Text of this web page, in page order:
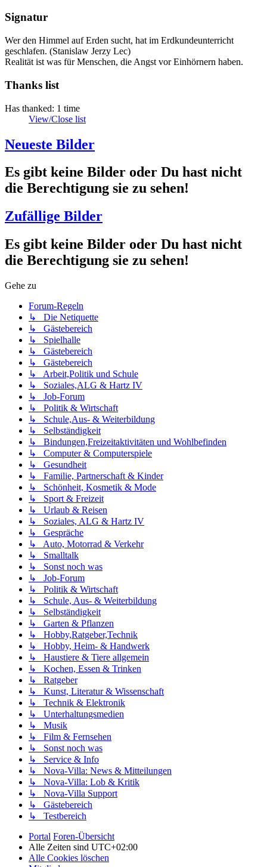
Signatur
Wer den Himmel auf Erden sucht, hat im Erdkundeunterricht
geschlafen. (Stanislaw Jerzy Lec)
Realität ist was für Menschen, die Angst vor Einhörnern haben.
Thanks list
Has thanked: 1 time
View/Close list
Neueste Bilder
Es gibt keine Bilder oder Du hast nicht
die Berechtigung sie zu sehen!
Zufällige Bilder
Es gibt keine Bilder oder Du hast nicht
die Berechtigung sie zu sehen!
Gehe zu
Forum-Regeln
↳ Die Netiquette
↳ Gästebereich
↳ Spielhalle
↳ Gästebereich
↳ Gästebereich
↳ Arbeit,Politik und Schule
↳ Soziales,ALG & Hartz IV
↳ Job-Forum
↳ Politik & Wirtschaft
↳ Schule,Aus- & Weiterbildung
↳ Selbständigkeit
↳ Bindungen,Freizeitaktivitäten und Wohlbefinden
↳ Computer & Computerspiele
↳ Gesundheit
↳ Familie, Partnerschaft & Kinder
↳ Schönheit, Kosmetik & Mode
↳ Sport & Freizeit
↳ Urlaub & Reisen
↳ Soziales, ALG & Hartz IV
↳ Gespräche
↳ Auto, Motorrad & Verkehr
↳ Smalltalk
↳ Sonst noch was
↳ Job-Forum
↳ Politik & Wirtschaft
↳ Schule, Aus- & Weiterbildung
↳ Selbständigkeit
↳ Garten & Pflanzen
↳ Hobby,Ratgeber,Technik
↳ Hobby, Heim- & Handwerk
↳ Haustiere & Tiere allgemein
↳ Kochen, Essen & Trinken
↳ Ratgeber
↳ Kunst, Literatur & Wissenschaft
↳ Technik & Elektronik
↳ Unterhaltungsmedien
↳ Musik
↳ Film & Fernsehen
↳ Sonst noch was
↳ Service & Info
↳ Nova-Villa: News & Mitteilungen
↳ Nova-Villa: Lob & Kritik
↳ Nova-Villa Support
↳ Gästebereich
↳ Testbereich
Portal Foren-Übersicht
Alle Zeiten sind UTC+02:00
Alle Cookies löschen